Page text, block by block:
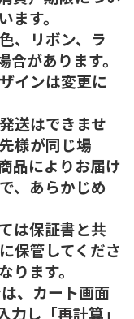
す。
、リボン、ラ
があります。
インは変更に
送はできませ
様が同じ場
品によりお届け
、あらかじめ
は保証書と共
保管してくださ
ります。
、カート画面
し「再計算」